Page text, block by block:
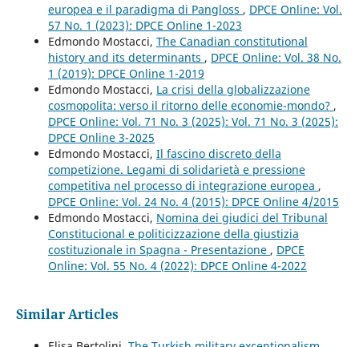
europea e il paradigma di Pangloss , DPCE Online: Vol.
57 No. 1 (2023): DPCE Online 1-2023
Edmondo Mostacci, The Canadian constitutional
history and its determinants , DPCE Online: Vol. 38 No.
1 (2019): DPCE Online 1-2019
Edmondo Mostacci, La crisi della globalizzazione
cosmopolita: verso il ritorno delle economie-mondo? ,
DPCE Online: Vol. 71 No. 3 (2025): Vol. 71 No. 3 (2025):
DPCE Online 3-2025
Edmondo Mostacci, Il fascino discreto della
competizione. Legami di solidarietà e pressione
competitiva nel processo di integrazione europea ,
DPCE Online: Vol. 24 No. 4 (2015): DPCE Online 4/2015
Edmondo Mostacci, Nomina dei giudici del Tribunal
Constitucional e politicizzazione della giustizia
costituzionale in Spagna - Presentazione , DPCE
Online: Vol. 55 No. 4 (2022): DPCE Online 4-2022
Similar Articles